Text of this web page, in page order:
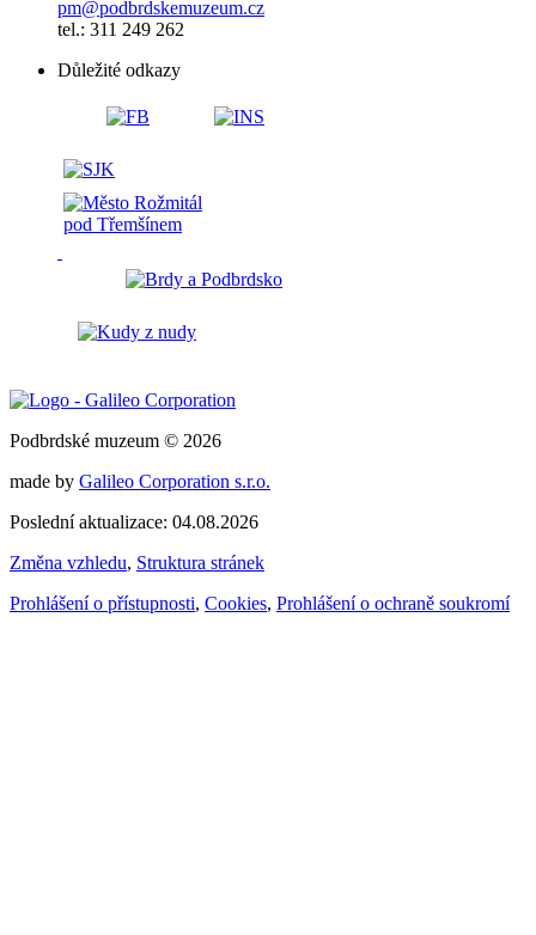
pm@podbrdskemuzeum.cz
tel.: 311 249 262
Důležité odkazy
Podbrdské muzeum © 2026
made by Galileo Corporation s.r.o.
Poslední aktualizace: 04.08.2026
Změna vzhledu, Struktura stránek
Prohlášení o přístupnosti, Cookies, Prohlášení o ochraně soukromí